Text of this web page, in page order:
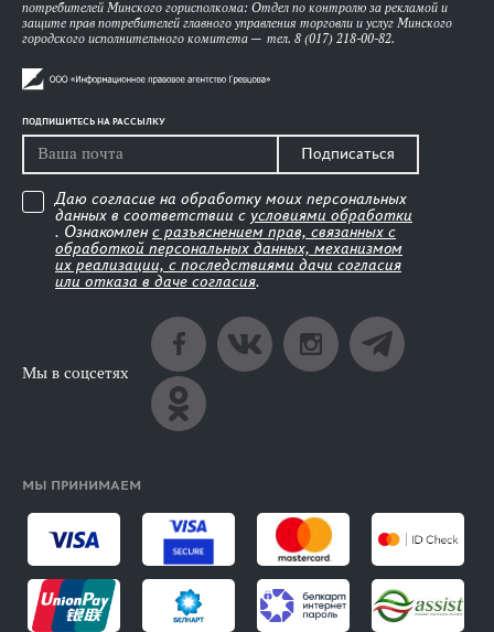
потребителей Минского горисполкома: Отдел по контролю за рекламой и
защите прав потребителей главного управления торговли и услуг Минского
городского исполнительного комитета — тел. 8 (017) 218-00-82.
ПОДПИШИТЕСЬ НА РАССЫЛКУ
Подписаться
Даю согласие на обработку моих персональных
данных в соответствии с условиями обработки
. Ознакомлен с разъяснением прав, связанных с
обработкой персональных данных, механизмом
их реализации, с последствиями дачи согласия
или отказа в даче согласия.
Мы в соцсетях
МЫ ПРИНИМАЕМ